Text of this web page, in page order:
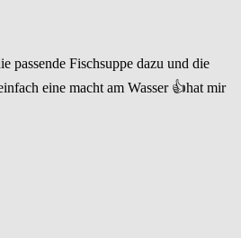
passende Fischsuppe dazu und die
eine macht am Wasser 👍hat mir